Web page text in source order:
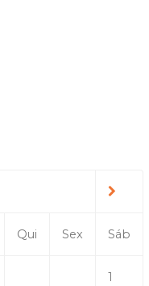
Qui Sex Sáb
1